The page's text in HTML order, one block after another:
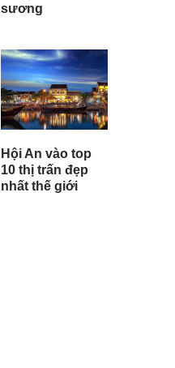
sương
Hội An vào top
10 thị trấn đẹp
nhất thế giới